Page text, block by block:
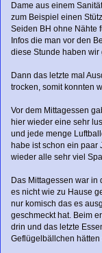
Dame aus einem
zum Beispiel einen
Seiden BH ohne Nähte
Infos die man vor den
diese Stunde haben wir
Dann das letzte mal
trocken, somit konnten
Vor dem Mittagessen
hier wieder eine sehr
und jede menge
habe ist schon ein paar
wieder alle sehr viel
Das Mittagessen war in
es nicht wie zu Hause
nur komisch das es
geschmeckt hat. Beim
drin und das letzte
Geflügelbällchen